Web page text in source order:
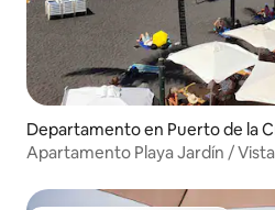
Departamento en Puerto de la
Apartamento Playa Jardín /